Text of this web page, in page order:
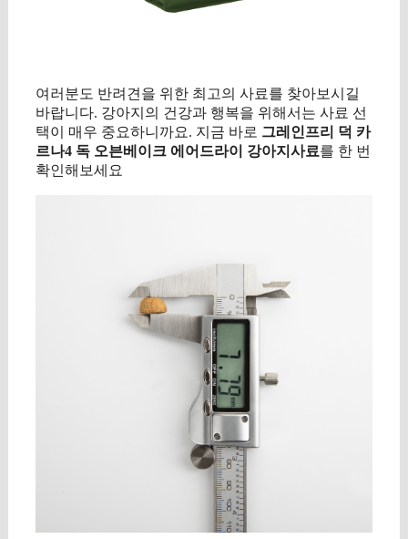
여러분도 반려견을 위한 최고의 사료를 찾아보시길
바랍니다. 강아지의 건강과 행복을 위해서는 사료 선
택이 매우 중요하니까요. 지금 바로 그레인프리 덕 카
르나4 독 오븐베이크 에어드라이 강아지사료를 한 번
확인해보세요